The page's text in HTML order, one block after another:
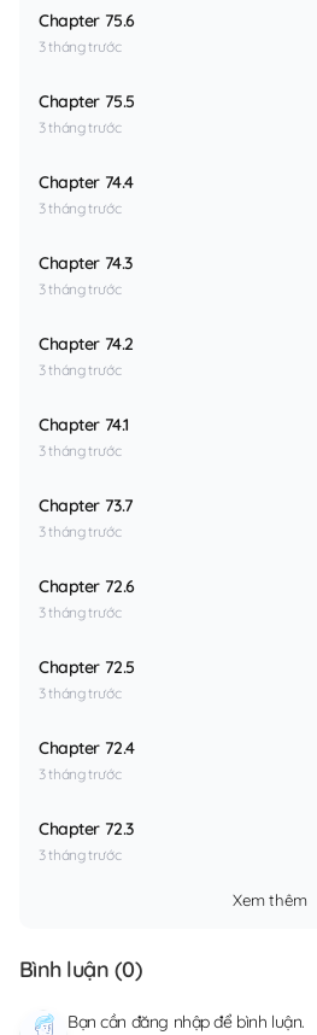
Chapter 75.6
3 tháng trước
Chapter 75.5
3 tháng trước
Chapter 74.4
3 tháng trước
Chapter 74.3
3 tháng trước
Chapter 74.2
3 tháng trước
Chapter 74.1
3 tháng trước
Chapter 73.7
3 tháng trước
Chapter 72.6
3 tháng trước
Chapter 72.5
3 tháng trước
Chapter 72.4
3 tháng trước
Chapter 72.3
3 tháng trước
Xem thêm
Bình luận (0)
Bạn cần đăng nhậpđể bình luận.